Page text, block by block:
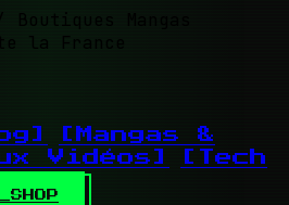
Boutiques Mangas
la France
[Mangas &
Vidéos]
[Tech